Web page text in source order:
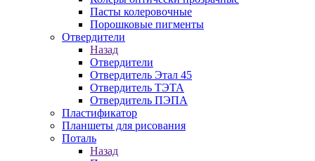
Пасты колеровочные
Порошковые пигменты
Отвердители
Назад
Отвердители
Отвердитель Этал 45
Отвердитель ТЭТА
Отвердитель ПЭПА
Пластификатор
Планшеты для рисования
Поталь
Назад